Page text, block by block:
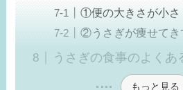
①便の大きさが小さ
②うさぎが痩せてき
うさぎの食事のよくあ
もっと見る